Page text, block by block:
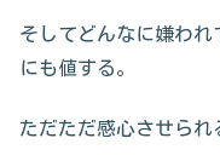
そしてどんなに嫌わ
にも値する。
ただただ感心させられ